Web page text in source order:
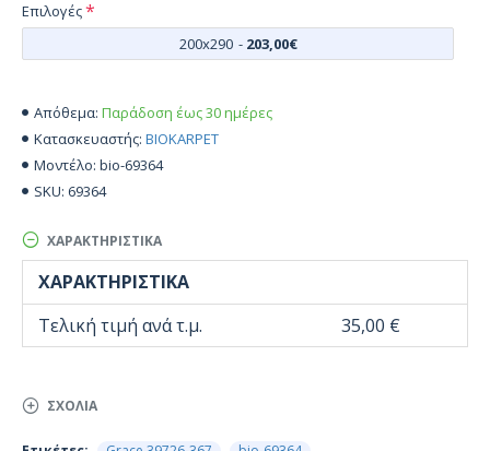
Απόθεμα: Παράδοση έως 30 ημέρες
Κατασκευαστής: BIOKARPET
Μοντέλο: bio-69364
SKU: 69364
Επιλογές
200x290 - 203,00€
ΧΑΡΑΚΤΗΡΙΣΤΙΚΆ
ΧΑΡΑΚΤΗΡΙΣΤΙΚΆ
Τελική τιμή ανά τ.μ.
35,00 €
ΣΧΌΛΙΑ